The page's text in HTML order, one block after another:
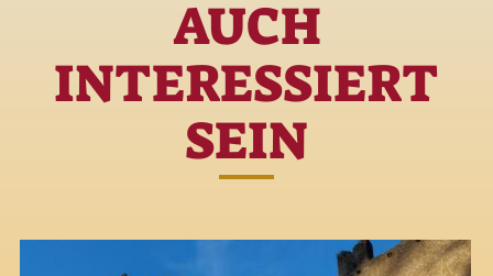
AUCH
INTERESSIERT
SEIN